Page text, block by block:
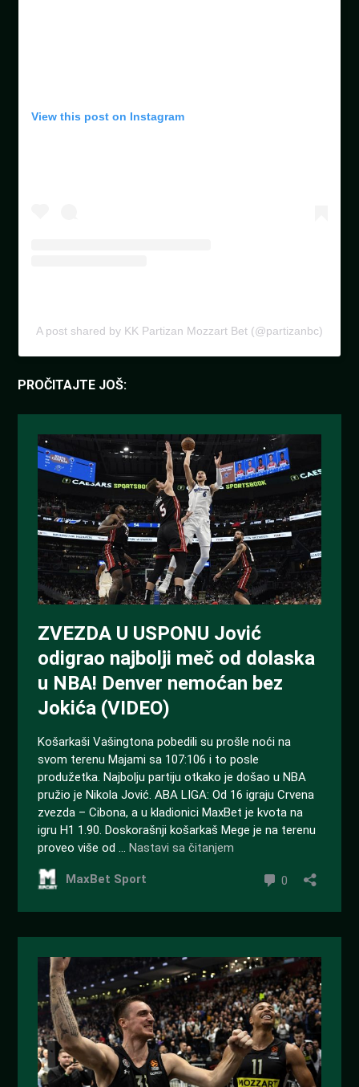
View this post on Instagram
A post shared by KK Partizan Mozzart Bet (@partizanbc)
PROČITAJTE JOŠ: